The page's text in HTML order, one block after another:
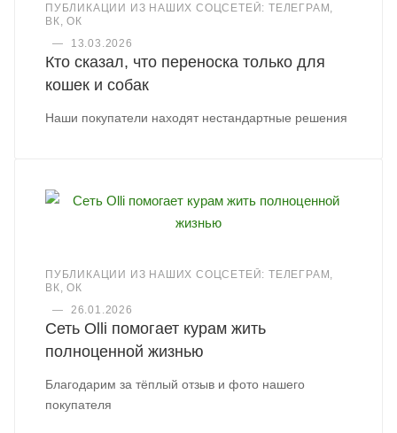
ПУБЛИКАЦИИ ИЗ НАШИХ СОЦСЕТЕЙ: ТЕЛЕГРАМ,
ВК, ОК
—
13.03.2026
Кто сказал, что переноска только для
кошек и собак
Наши покупатели находят нестандартные решения
ПУБЛИКАЦИИ ИЗ НАШИХ СОЦСЕТЕЙ: ТЕЛЕГРАМ,
ВК, ОК
—
26.01.2026
Сеть Olli помогает курам жить
полноценной жизнью
Благодарим за тёплый отзыв и фото нашего
покупателя